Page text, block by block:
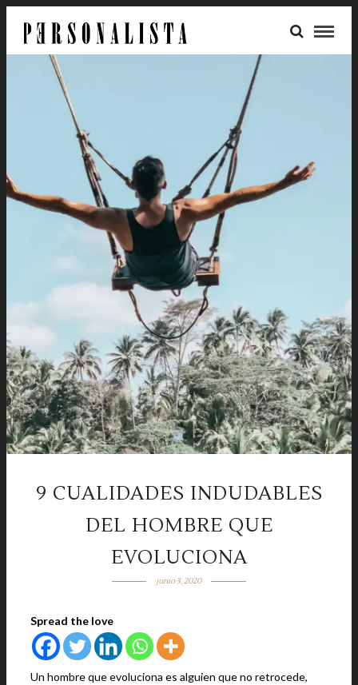
9 CUALIDADES INDUDABLES
DEL HOMBRE QUE
EVOLUCIONA
junio 3, 2020
Spread the love
Un hombre que evoluciona es alguien que no retrocede,